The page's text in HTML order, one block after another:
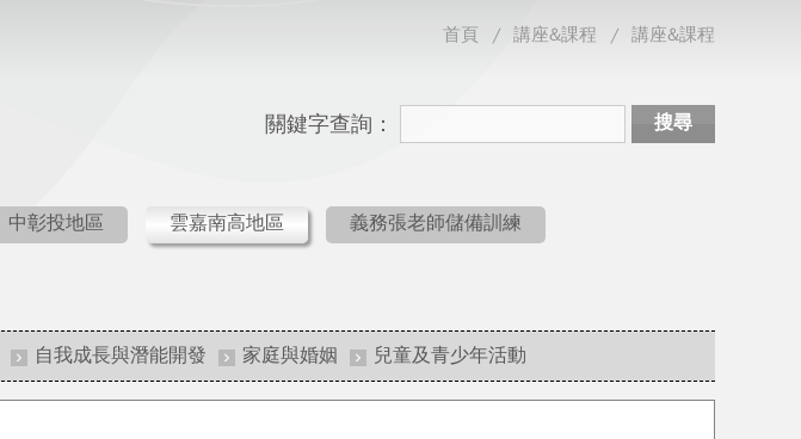
首頁 講座&課程 講座&課程
關鍵字查詢： 搜尋
中彰投地區 雲嘉南高地區 義務張老師儲備訓練
自我成長與潛能開發 家庭與婚姻 兒童及青少年活動